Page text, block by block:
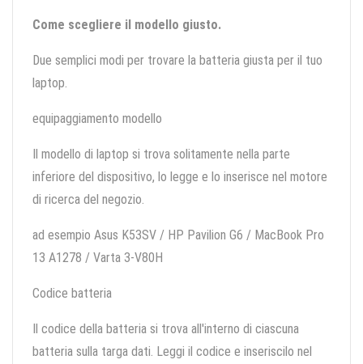
Come scegliere il modello giusto.
Due semplici modi per trovare la batteria giusta per il tuo
laptop.
equipaggiamento modello
Il modello di laptop si trova solitamente nella parte
inferiore del dispositivo, lo legge e lo inserisce nel motore
di ricerca del negozio.
ad esempio Asus K53SV / HP Pavilion G6 / MacBook Pro
13 A1278 / Varta 3-V80H
Codice batteria
Il codice della batteria si trova all'interno di ciascuna
batteria sulla targa dati. Leggi il codice e inseriscilo nel